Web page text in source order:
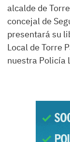
alcalde de
concejal de
presentará su
Local de Torre
nuestra Policía